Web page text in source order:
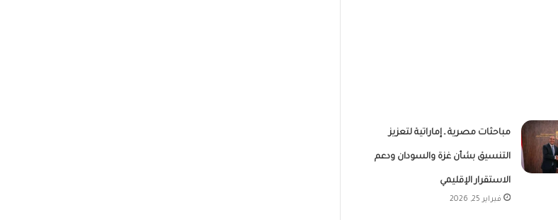
مباحثات مصرية ـ إماراتية لتعزيز
التنسيق بشأن غزة والسودان ودعم
الاستقرار الإقليمي
فبراير 25, 2026